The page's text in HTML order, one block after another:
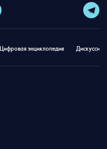
Цифровая энциклопедия